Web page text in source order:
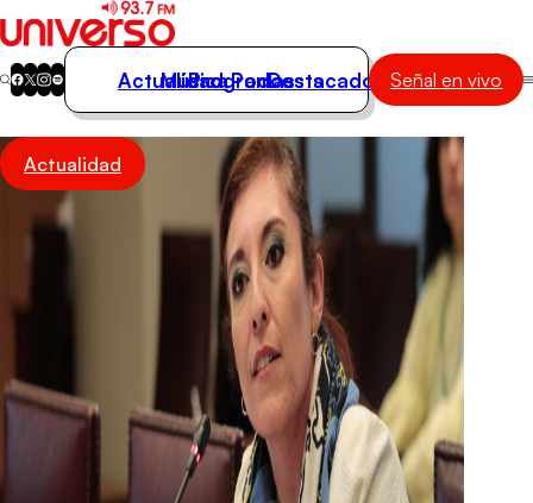
Actualidad
Música
Programas
Podcasts
Actualidad
Música
Programas
Podcasts
Destacados Señal en vivo
Actualidad